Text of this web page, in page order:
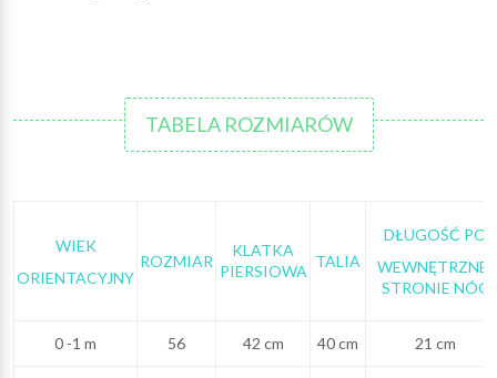
TABELA ROZMIARÓW
WIEK
ORIENTACYJNY
ROZMIAR
KLATKA
PIERSIOWA
TALIA
DŁUGOŚĆ PO
WEWNĘTRZNEJ
STRONIE NÓG
0 -1 m 56 42 cm 40 cm 21 cm